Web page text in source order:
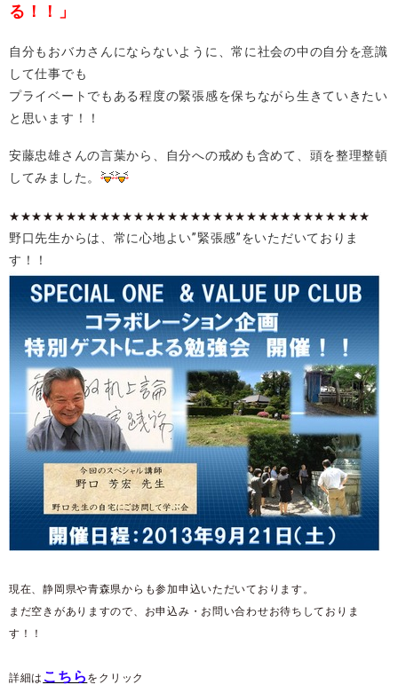
る！！」
自分もおバカさんにならないように、常に社会の中の自分を意識
して仕事でも
プライベートでもある程度の緊張感を保ちながら生きていきたい
と思います！！
安藤忠雄さんの言葉から、自分への戒めも含めて、頭を整理整頓
してみました。
★★★★★★★★★★★★★★★★★★★★★★★★★★★★★★★★
野口先生からは、常に心地よい”緊張感”をいただいておりま
す！！
現在、静岡県や青森県からも参加申込いただいております。
まだ空きがありますので、お申込み・お問い合わせお待ちしておりま
す！！
詳細は こちら をクリック